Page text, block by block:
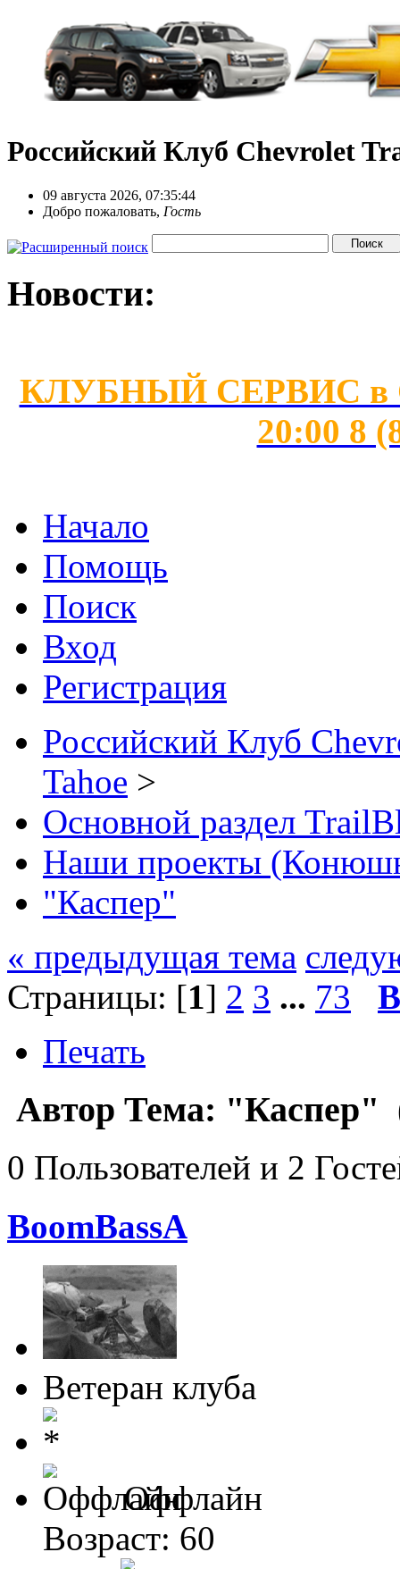
Российский Клуб Chevrolet
09 августа 2026, 07:35:44
Добро пожаловать, Гость
Новости:
КЛУБНЫЙ СЕРВИС в
20:00 8
Начало
Помощь
Поиск
Вход
Регистрация
Российский Клуб
Tahoe >
Основной раздел
Наши проекты
"Каспер"
« предыдущая тема
Страницы: [1] 2 3 ... 73
Печать
Автор Тема: "Каспер"
0 Пользователей и 2
BoomBassA
Ветеран клуба
Оффлайн
Возраст: 60